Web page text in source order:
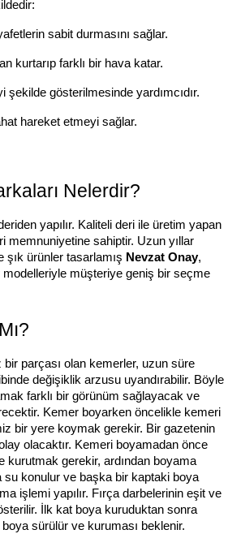
sabit durmasını sağlar.
kurtarıp farklı bir hava katar.
şekilde gösterilmesinde yardımcıdır.
hareket etmeyi sağlar.
Nelerdir?
yapılır. Kaliteli deri ile üretim yapan
memnuniyetine sahiptir. Uzun yıllar
şık ürünler tasarlamış Nevzat Onay,
müşteriye geniş bir seçme
parçası olan kemerler, uzun süre
değişiklik arzusu uyandırabilir. Böyle
farklı bir görünüm sağlayacak ve
Kemer boyarken öncelikle kemeri
bir yere koymak gerekir. Bir gazetenin
olacaktır. Kemeri boyamadan önce
kurutmak gerekir, ardından boyama
su konulur ve başka bir kaptaki boya
işlemi yapılır. Fırça darbelerinin eşit ve
İlk kat boya kuruduktan sonra
sürülür ve kuruması beklenir.